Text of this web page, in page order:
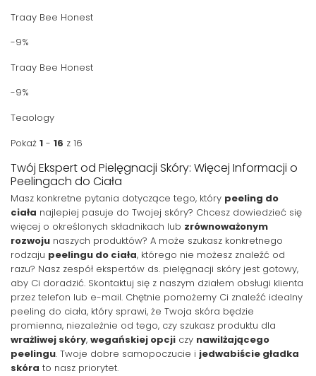
Traay Bee Honest
-9%
Traay Bee Honest
-9%
Teaology
Pokaż 1 - 16 z 16
Twój Ekspert od Pielęgnacji Skóry: Więcej Informacji o
Peelingach do Ciała
Masz konkretne pytania dotyczące tego, który peeling do
ciała najlepiej pasuje do Twojej skóry? Chcesz dowiedzieć się
więcej o określonych składnikach lub zrównoważonym
rozwoju naszych produktów? A może szukasz konkretnego
rodzaju peelingu do ciała, którego nie możesz znaleźć od
razu? Nasz zespół ekspertów ds. pielęgnacji skóry jest gotowy,
aby Ci doradzić. Skontaktuj się z naszym działem obsługi klienta
przez telefon lub e-mail. Chętnie pomożemy Ci znaleźć idealny
peeling do ciała, który sprawi, że Twoja skóra będzie
promienna, niezależnie od tego, czy szukasz produktu dla
wrażliwej skóry, wegańskiej opcji czy nawilżającego
peelingu. Twoje dobre samopoczucie i jedwabiście gładka
skóra to nasz priorytet.